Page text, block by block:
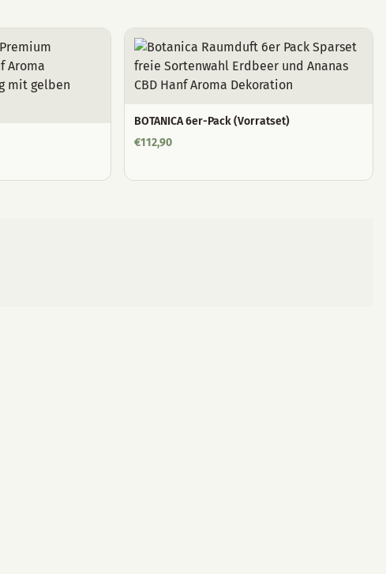
BOTANICA 6er-Pack (Vorratset)
€112,90